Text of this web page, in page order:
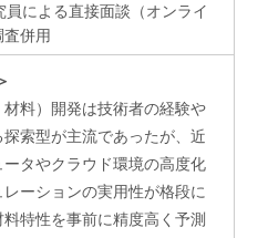
による直接面談（オンライ
併用
料）開発は技術者の経験や
索型が主流であったが、近
タやクラウド環境の高度化
ーションの実用性が格段に
特性を事前に精度高く予測